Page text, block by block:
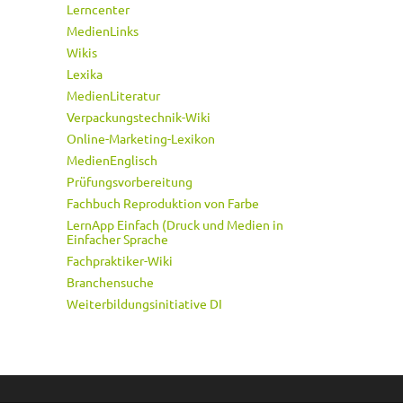
Lerncenter
MedienLinks
Wikis
Lexika
MedienLiteratur
Verpackungstechnik-Wiki
Online-Marketing-Lexikon
MedienEnglisch
Prüfungsvorbereitung
Fachbuch Reproduktion von Farbe
LernApp Einfach (Druck und Medien in
Einfacher Sprache
Fachpraktiker-Wiki
Branchensuche
Weiterbildungsinitiative DI